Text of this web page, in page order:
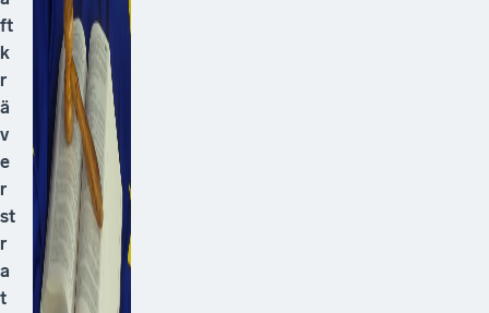
ft
k
r
ä
v
e
r
st
r
a
t